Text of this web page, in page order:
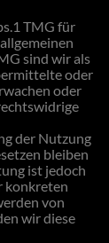
TMG für
sind wir als
oder
oder
der Nutzung
bleiben
ist jedoch
konkreten
von
wir diese